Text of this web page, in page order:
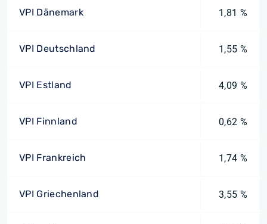
VPI Dänemark 1,81 %
VPI Deutschland 1,55 %
VPI Estland 4,09 %
VPI Finnland 0,62 %
VPI Frankreich 1,74 %
VPI Griechenland 3,55 %